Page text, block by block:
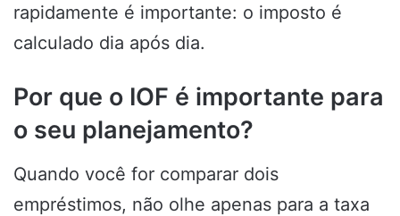
rapidamente é importante: o imposto é
calculado dia após dia.
Por que o IOF é importante para
o seu planejamento?
Quando você for comparar dois
empréstimos, não olhe apenas para a taxa